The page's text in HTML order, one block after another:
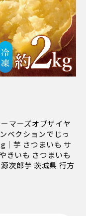
マーズオブザイヤ
ベクションでじっ
｜芋 さつまいも サ
きいも さつまいも
次郎芋 茨城県 行方